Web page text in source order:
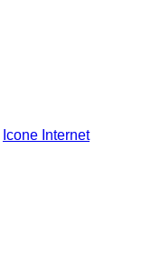
Icone Internet